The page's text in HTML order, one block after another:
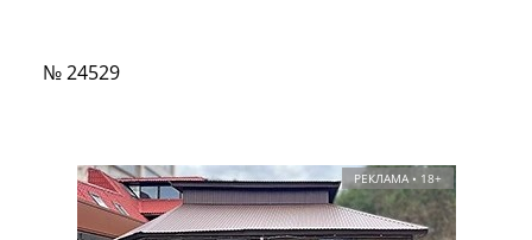
№ 24529
РЕКЛАМА • 18+